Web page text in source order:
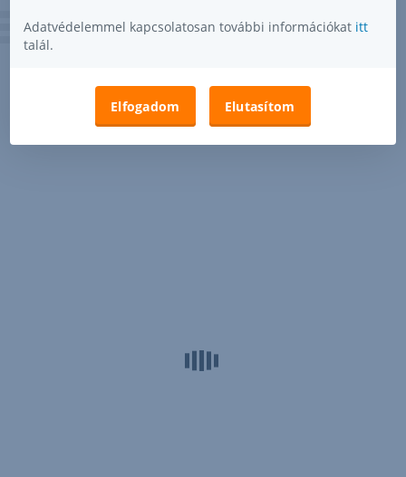
Adatvédelemmel kapcsolatosan további információkat itt
talál.
Elfogadom Elutasítom